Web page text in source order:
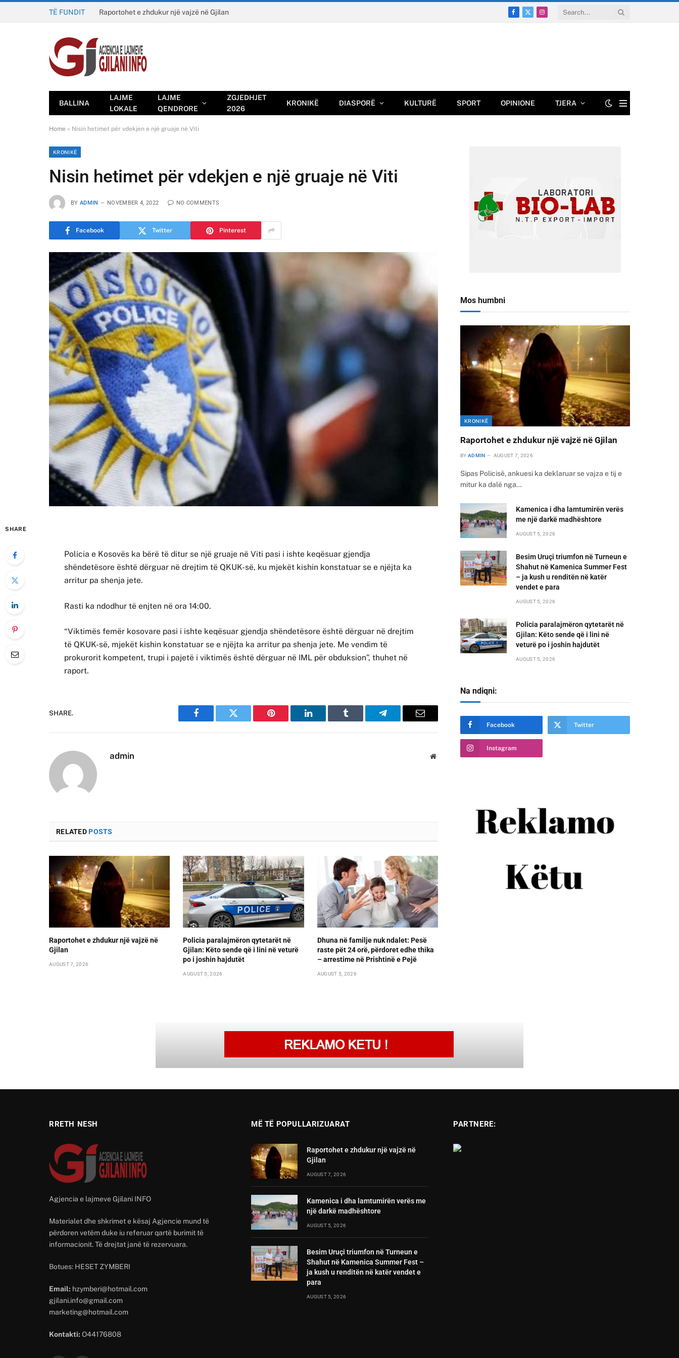
TË FUNDIT Raportohet e zhdukur një vajzë në Gjilan
Facebook
X
Instagram
BALLINA
LAJME
LOKALE
LAJME
QENDRORE
ZGJEDHJET
2026
KRONIKË DIASPORË KULTURË SPORT OPINIONE TJERA
Home » Nisin hetimet për vdekjen e një gruaje në Viti
KRONIKË
Nisin hetimet për vdekjen e një gruaje në Viti
BY ADMIN NOVEMBER 4, 2022 NO COMMENTS
Facebook Twitter Pinterest
SHARE
Policia e Kosovës ka bërë të ditur se një gruaje në Viti pasi i ishte keqësuar gjendja
shëndetësore është dërguar në drejtim të QKUK-së, ku mjekët kishin konstatuar se e njëjta ka
arritur pa shenja jete.
Rasti ka ndodhur të enjten në ora 14:00.
“Viktimës femër kosovare pasi i ishte keqësuar gjendja shëndetësore është dërguar në drejtim
të QKUK-së, mjekët kishin konstatuar se e njëjta ka arritur pa shenja jete. Me vendim të
prokurorit kompetent, trupi i pajetë i viktimës është dërguar në IML për obduksion”, thuhet në
raport.
SHARE.
Facebook Twitter Pinterest LinkedIn Tumblr Telegram Email
admin Website
RELATEDPOSTS
Raportohet e zhdukur një vajzë në
Gjilan
AUGUST 7, 2026
Policia paralajmëron qytetarët në
Gjilan: Këto sende që i lini në veturë
po i joshin hajdutët
AUGUST 5, 2026
Dhuna në familje nuk ndalet: Pesë
raste pët 24 orë, përdoret edhe thika
– arrestime në Prishtinë e Pejë
AUGUST 5, 2026
Mos humbni
KRONIKË
Raportohet e zhdukur një vajzë në Gjilan
BY ADMIN AUGUST 7, 2026
Sipas Policisë, ankuesi ka deklaruar se vajza e tij e
mitur ka dalë nga…
Kamenica i dha lamtumirën verës
me një darkë madhështore
AUGUST 5, 2026
Besim Uruçi triumfon në Turneun e
Shahut në Kamenica Summer Fest
– ja kush u renditën në katër
vendet e para
AUGUST 5, 2026
Policia paralajmëron qytetarët në
Gjilan: Këto sende që i lini në
veturë po i joshin hajdutët
AUGUST 5, 2026
Na ndiqni:
Facebook Twitter
Instagram
RRETH NESH
Agjencia e lajmeve Gjilani INFO
Materialet dhe shkrimet e kësaj Agjencie mund të
përdoren vetëm duke iu referuar qartë burimit të
informacionit. Të drejtat janë të rezervuara.
Botues: HESET ZYMBERI
Email: hzymberi@hotmail.com
gjilani.info@gmail.com
marketing@hotmail.com
Kontakti: O44176808
MË TË POPULLARIZUARAT
Raportohet e zhdukur një vajzë në
Gjilan
AUGUST 7, 2026
Kamenica i dha lamtumirën verës me
një darkë madhështore
AUGUST 5, 2026
Besim Uruçi triumfon në Turneun e
Shahut në Kamenica Summer Fest –
ja kush u renditën në katër vendet e
para
AUGUST 5, 2026
PARTNERE: